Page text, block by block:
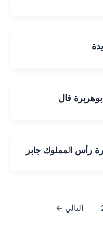
قال
رأس المملوك جابر
التالي ←